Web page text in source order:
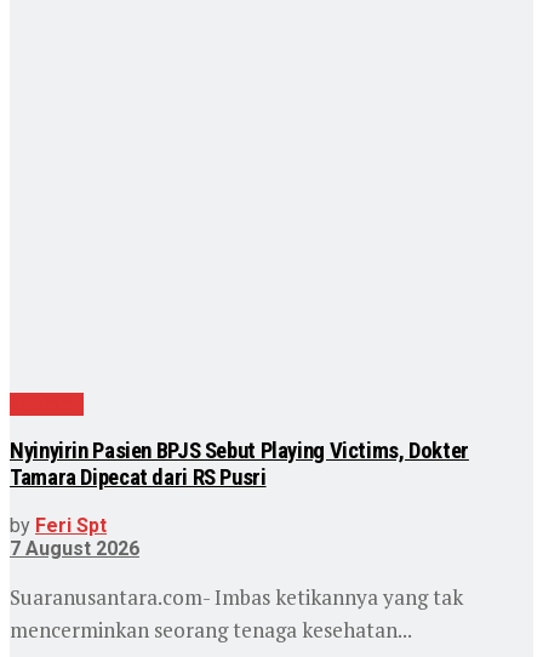
Nyinyirin Pasien BPJS Sebut Playing Victims, Dokter
Tamara Dipecat dari RS Pusri
by Feri Spt
7 August 2026
Suaranusantara.com- Imbas ketikannya yang tak
mencerminkan seorang tenaga kesehatan...